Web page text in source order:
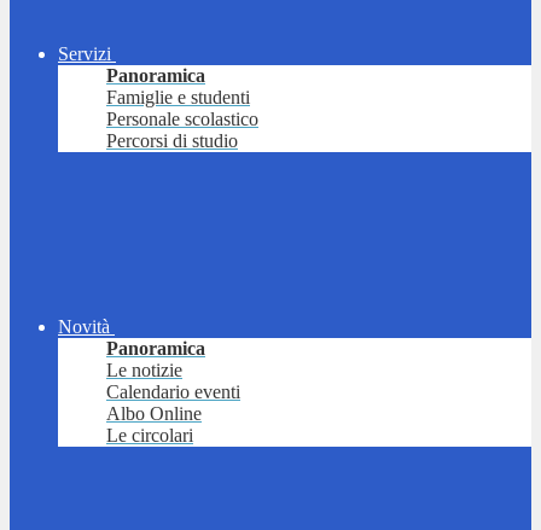
Servizi
Panoramica
Famiglie e studenti
Personale scolastico
Percorsi di studio
Novità
Panoramica
Le notizie
Calendario eventi
Albo Online
Le circolari